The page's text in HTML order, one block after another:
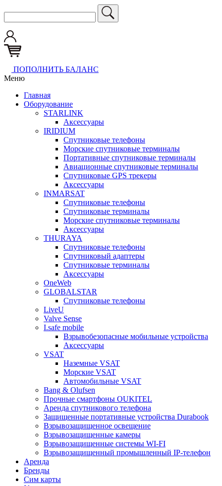
ПОПОЛНИТЬ БАЛАНС
Меню
Главная
Оборудование
STARLINK
Аксессуары
IRIDIUM
Спутниковые телефоны
Морские спутниковые терминалы
Портативные спутниковые терминалы
Авиационные спутниковые терминалы
Спутниковые GPS трекеры
Аксессуары
INMARSAT
Спутниковые телефоны
Спутниковые терминалы
Морские спутниковые терминалы
Аксессуары
THURAYA
Спутниковые телефоны
Спутниковый адаптеры
Спутниковые терминалы
Аксессуары
OneWeb
GLOBALSTAR
Спутниковые телефоны
LiveU
Valve Sense
I.safe mobile
Взрывобезопасные мобильные устройства
Аксессуары
VSAT
Наземные VSAT
Морские VSAT
Автомобильные VSAT
Bang & Olufsen
Прочные смартфоны OUKITEL
Аренда спутникового телефона
Защищенные портативные устройства Durabook
Взрывозащищенное освещение
Взрывозащищенные камеры
Взрывозащищенные системы WI-FI
Взрывозащищенный промышленный IP-телефон
Аренда
Бренды
Сим карты